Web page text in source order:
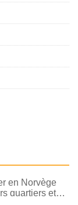
en Norvège
quartiers et